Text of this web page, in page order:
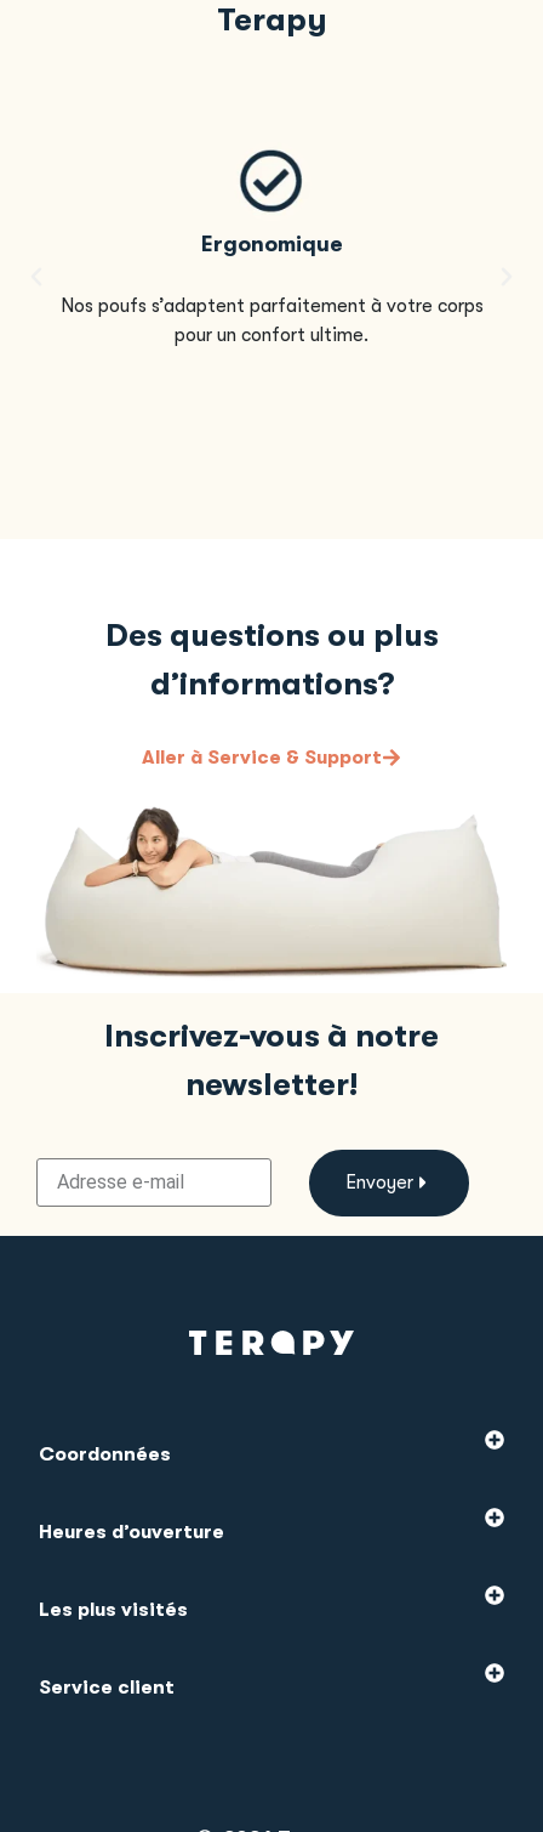
Terapy
Ergonomique
Nos poufs s’adaptent parfaitement à votre corps
pour un confort ultime.
Des questions ou plus
d’informations?
Aller à Service & Support
Inscrivez-vous à notre
newsletter!
Envoyer
Coordonnées
Heures d’ouverture
Les plus visités
Service client